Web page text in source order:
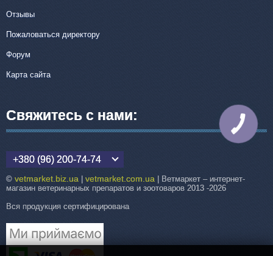
Отзывы
Пожаловаться директору
Форум
Карта сайта
Свяжитесь с нами:
+380 (96) 200-74-74
© vetmarket.biz.ua | vetmarket.com.ua | Ветмаркет – интернет-
магазин ветеринарных препаратов и зоотоваров 2013 -2026
Вся продукция сертифицирована
КНОПКА
СВЯЗИ